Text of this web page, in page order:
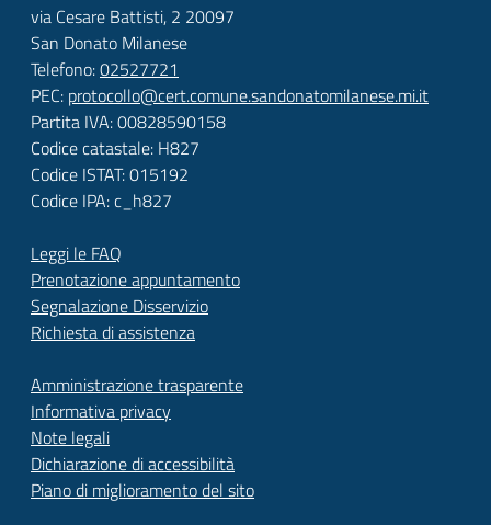
via Cesare Battisti, 2 20097
San Donato Milanese
Telefono:02527721
PEC: protocollo@cert.comune.sandonatomilanese.mi.it
Partita IVA: 00828590158
Codice catastale: H827
Codice ISTAT: 015192
Codice IPA: c_h827
Leggi le FAQ
Prenotazione appuntamento
Segnalazione Disservizio
Richiesta di assistenza
Amministrazione trasparente
Informativa privacy
Note legali
Dichiarazione di accessibilità
Piano di miglioramento del sito